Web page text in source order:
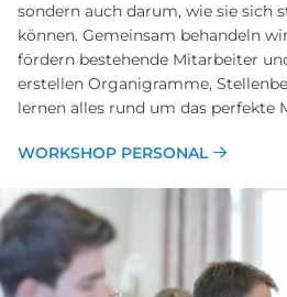
sondern auch darum, wie sie sich
können. Gemeinsam behandeln
fördern bestehende Mitarbeiter
erstellen Organigramme,
lernen alles rund um das perfekte
WORKSHOP PERSONAL